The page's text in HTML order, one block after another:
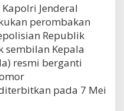
Kapolri Jenderal
perombakan
Republik
sembilan Kepala
resmi berganti
pada 7 Mei